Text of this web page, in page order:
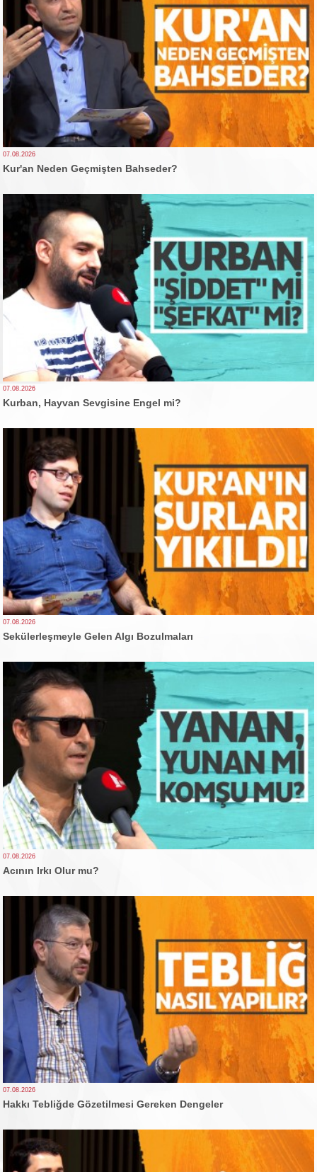
07.08.2026
Kur'an Neden Geçmişten Bahseder?
07.08.2026
Kurban, Hayvan Sevgisine Engel mi?
07.08.2026
Sekülerleşmeyle Gelen Algı Bozulmaları
07.08.2026
Acının Irkı Olur mu?
07.08.2026
Hakkı Tebliğde Gözetilmesi Gereken Dengeler